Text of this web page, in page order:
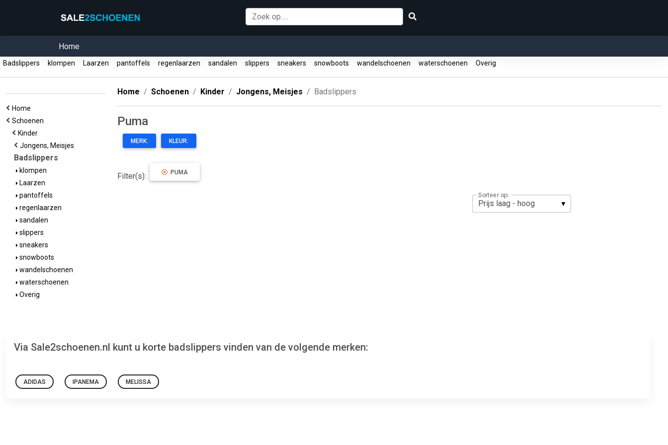
Home
Badslippers klompen Laarzen pantoffels regenlaarzen sandalen slippers sneakers snowboots wandelschoenen waterschoenen Overig
Home
Schoenen
Kinder
Jongens, Meisjes
Badslippers
klompen
Laarzen
pantoffels
regenlaarzen
sandalen
slippers
sneakers
snowboots
wandelschoenen
waterschoenen
Overig
Home Schoenen Kinder Jongens, Meisjes Badslippers
Puma
MERK: KLEUR:
Filter(s): PUMA
Sorteer op:
Via Sale2schoenen.nl kunt u korte badslippers vinden van de volgende merken:
ADIDAS IPANEMA MELISSA